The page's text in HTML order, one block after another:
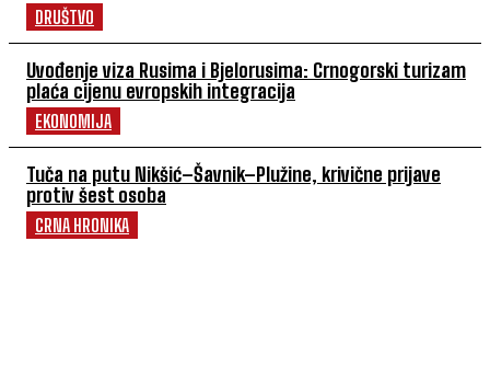
DRUŠTVO
Uvođenje viza Rusima i Bjelorusima: Crnogorski turizam
plaća cijenu evropskih integracija
EKONOMIJA
Tuča na putu Nikšić–Šavnik–Plužine, krivične prijave
protiv šest osoba
CRNA HRONIKA